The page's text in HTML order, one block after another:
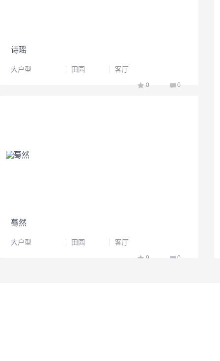
诗瑶
大户型 田园 客厅
0 0
蓦然
大户型 田园 客厅
0 0